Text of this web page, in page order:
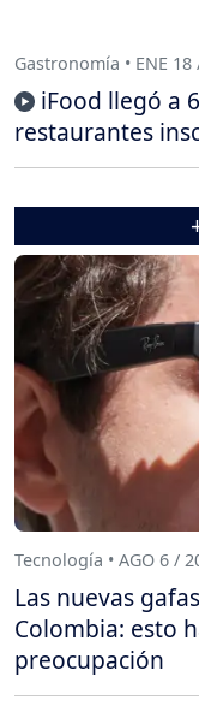
Gastronomía • ENE 18
iFood llegó a
restaurantes
Tecnología • AGO 6 /
Las nuevas
Colombia: esto
preocupación